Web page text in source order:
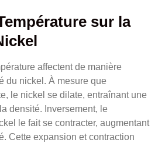
sur la
affectent de manière
du nickel. À mesure que
le nickel se dilate, entraînant une
densité. Inversement, le
le fait se contracter, augmentant
Cette expansion et contraction